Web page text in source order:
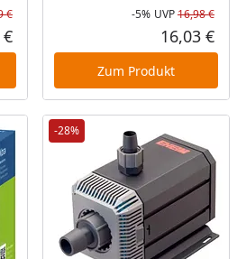
Rabatt in Prozent
Ursprünglicher Preis
€
Aktueller Preis
-5% UVP16,98 €
16,03 €
Zum Produkt
-28%